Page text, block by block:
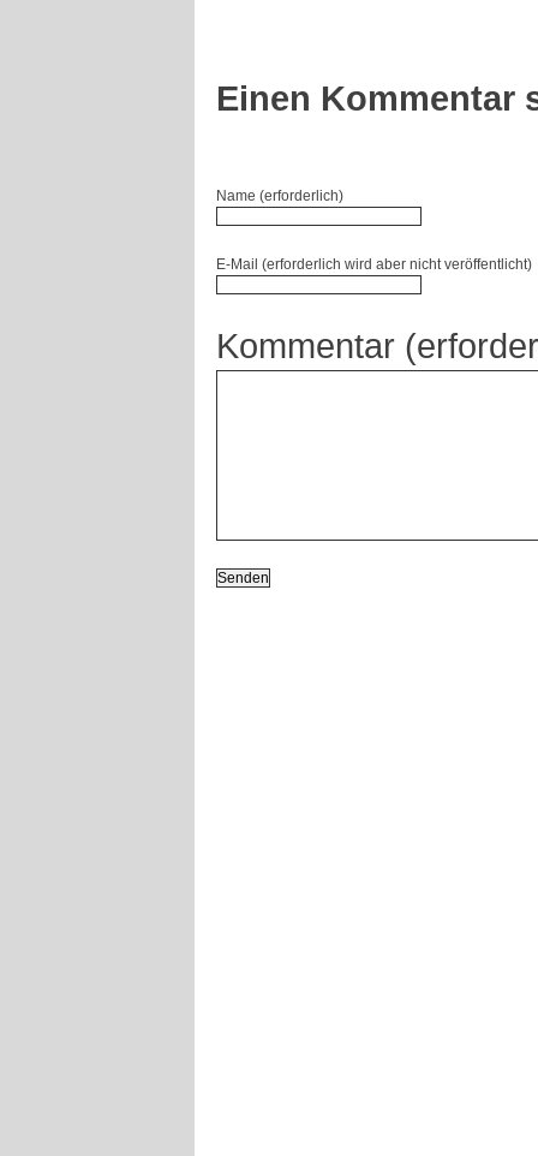
Einen Kommentar
Name (erforderlich)
E-Mail (erforderlich wird aber nicht veröffentlicht)
Kommentar